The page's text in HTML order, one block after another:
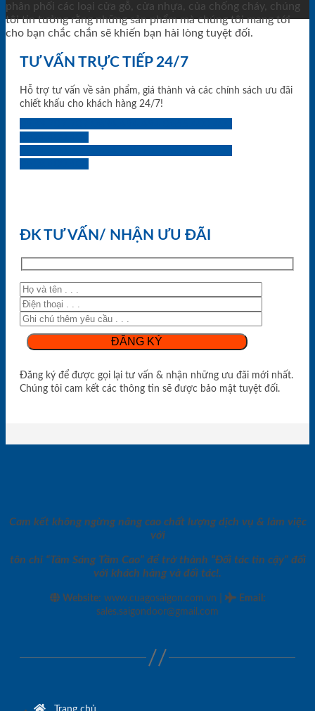
phân phối các loại cửa gỗ, cửa nhựa, của chống cháy, chúng
tôi tin tưởng rằng những sản phẩm mà chúng tôi mang tới
cho bạn chắc chắn sẽ khiến bạn hài lòng tuyệt đối.
TƯ VẤN TRỰC TIẾP 24/7
Hỗ trợ tư vấn về sản phẩm, giá thành và các chính sách ưu đãi
chiết khấu cho khách hàng 24/7!
ĐK TƯ VẤN/ NHẬN ƯU ĐÃI
Đăng ký để được gọi lại tư vấn & nhận những ưu đãi mới nhất.
Chúng tôi cam kết các thông tin sẽ được bảo mật tuyệt đối.
Cam kết không ngừng nâng cao chất lượng dịch vụ & làm việc
với
tôn chỉ “Tâm Sáng Tầm Cao” để trở thành “Đối tác tin cậy” đối
với khách hàng và đối tác!.
Website: www.cuagosaigon.com.vn Email :
sales.saigondoor@gmail.com